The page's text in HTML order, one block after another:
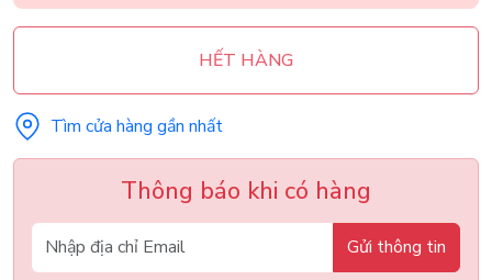
HẾT HÀNG
Tìm cửa hàng gần nhất
Thông báo khi có hàng
Gửi thông tin